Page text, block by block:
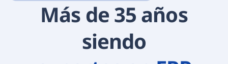
Más de 35 años
siendo